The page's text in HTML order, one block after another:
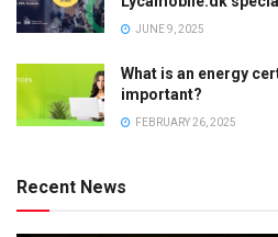
JUNE 9, 2025
What is an energy
important?
FEBRUARY 26, 2025
Recent News